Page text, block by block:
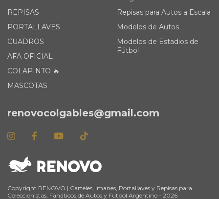
REPISAS
PORTALLAVES
CUADROS
AFA OFICIAL
COLAPINTO 🔥
MASCOTAS
Repisas para Autos a Escala
Modelos de Autos
Modelos de Estadios de
Fútbol
renovocolgables@gmail.com
Copyright RENOVO | Carteles, Imanes, Portallaves y Repisas para
Coleccionistas, Fanáticos de Autos y Fútbol Argentino - 2026